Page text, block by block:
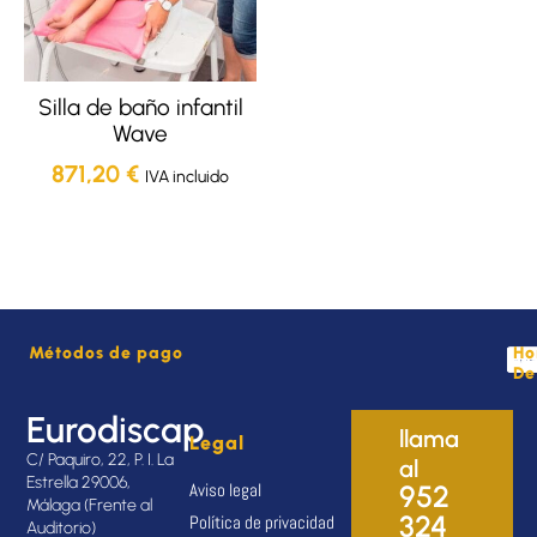
Silla de baño infantil
Wave
871,20 € IVA incluido
Métodos de pago
Eurodiscap
C/ Paquiro, 22, P. I. La
Estrella 29006,
Málaga (Frente al
Auditorio)
Legal
Aviso legal
Política de privacidad
llama
al
952
324